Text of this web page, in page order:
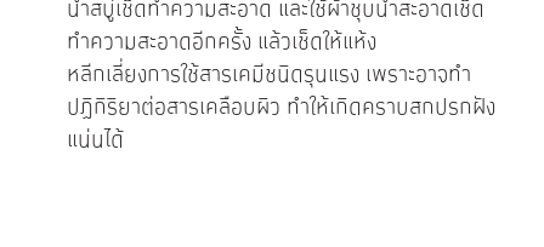
น้ำสบู่เช็ดทำความสะอาด และใช้ผ้าชุบน้ำสะอาดเช็ด
ทำความสะอาดอีกครั้ง แล้วเช็ดให้แห้ง
หลีกเลี่ยงการใช้สารเคมีชนิดรุนแรง เพราะอาจทำ
ปฏิกิริยาต่อสารเคลือบผิว ทำให้เกิดคราบสกปรกฝัง
แน่นได้